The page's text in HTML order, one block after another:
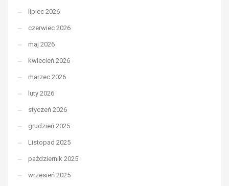
lipiec 2026
czerwiec 2026
maj 2026
kwiecień 2026
marzec 2026
luty 2026
styczeń 2026
grudzień 2025
Listopad 2025
październik 2025
wrzesień 2025